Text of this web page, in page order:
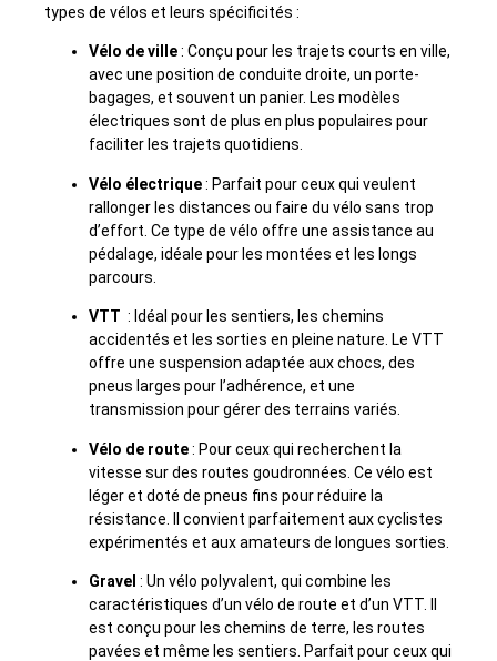
types de vélos et leurs spécificités :
Vélo de ville: Conçu pour les trajets courts en ville,
avec une position de conduite droite, un porte-
bagages, et souvent un panier. Les modèles
électriques sont de plus en plus populaires pour
faciliter les trajets quotidiens.
Vélo électrique: Parfait pour ceux qui veulent
rallonger les distances ou faire du vélo sans trop
d’effort. Ce type de vélo offre une assistance au
pédalage, idéale pour les montées et les longs
parcours.
VTT : Idéal pour les sentiers, les chemins
accidentés et les sorties en pleine nature. Le VTT
offre une suspension adaptée aux chocs, des
pneus larges pour l’adhérence, et une
transmission pour gérer des terrains variés.
Vélo de route: Pour ceux qui recherchent la
vitesse sur des routes goudronnées. Ce vélo est
léger et doté de pneus fins pour réduire la
résistance. Il convient parfaitement aux cyclistes
expérimentés et aux amateurs de longues sorties.
Gravel : Un vélo polyvalent, qui combine les
caractéristiques d’un vélo de route et d’un VTT. Il
est conçu pour les chemins de terre, les routes
pavées et même les sentiers. Parfait pour ceux qui